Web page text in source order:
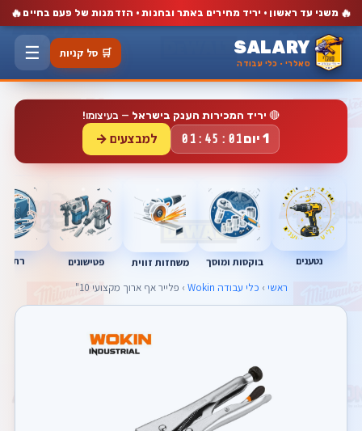
🔥 משני עד ראשון · יריד מחירים באתר ובחנות · הזדמנות של פעם בחיים 🔥
SALARY
סאלרי · כלי עבודה
🛒 סל קניות ☰
🔴 יריד המכירות הענק בישראל — בעיצומו!
1 יום 01:45:01 למבצעים →
נטענים בוקסות ומוסך משחזות זווית פטישונים
ראשי › כלי עבודה Wokin › פלייר אף ארוך מקצועי 10"